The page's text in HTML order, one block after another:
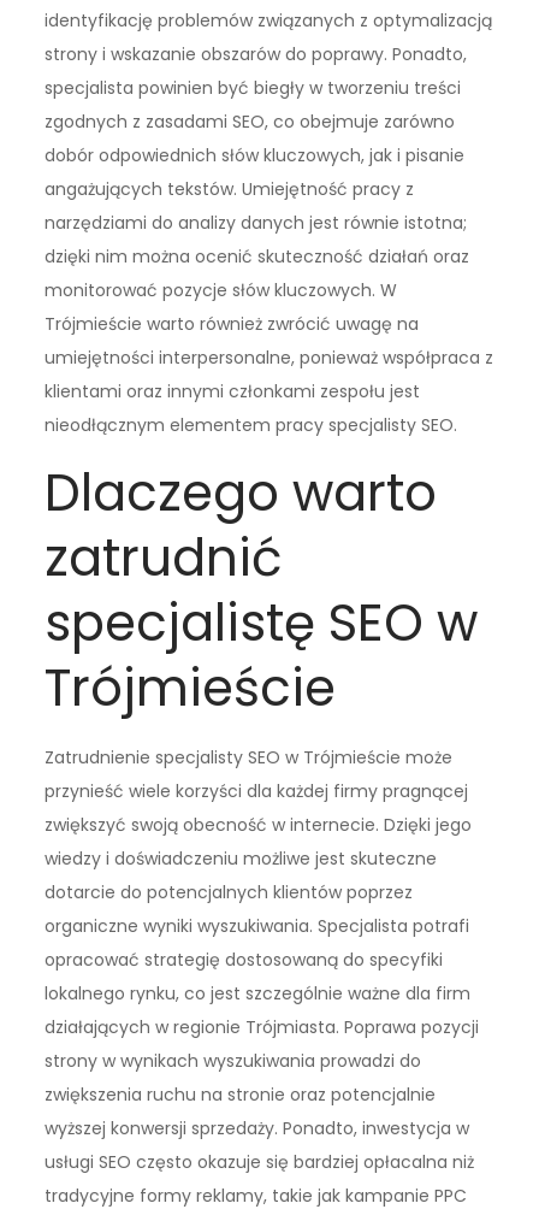
identyfikację problemów związanych z optymalizacją
strony i wskazanie obszarów do poprawy. Ponadto,
specjalista powinien być biegły w tworzeniu treści
zgodnych z zasadami SEO, co obejmuje zarówno
dobór odpowiednich słów kluczowych, jak i pisanie
angażujących tekstów. Umiejętność pracy z
narzędziami do analizy danych jest równie istotna;
dzięki nim można ocenić skuteczność działań oraz
monitorować pozycje słów kluczowych. W
Trójmieście warto również zwrócić uwagę na
umiejętności interpersonalne, ponieważ współpraca z
klientami oraz innymi członkami zespołu jest
nieodłącznym elementem pracy specjalisty SEO.
Dlaczego warto
zatrudnić
specjalistę SEO w
Trójmieście
Zatrudnienie specjalisty SEO w Trójmieście może
przynieść wiele korzyści dla każdej firmy pragnącej
zwiększyć swoją obecność w internecie. Dzięki jego
wiedzy i doświadczeniu możliwe jest skuteczne
dotarcie do potencjalnych klientów poprzez
organiczne wyniki wyszukiwania. Specjalista potrafi
opracować strategię dostosowaną do specyfiki
lokalnego rynku, co jest szczególnie ważne dla firm
działających w regionie Trójmiasta. Poprawa pozycji
strony w wynikach wyszukiwania prowadzi do
zwiększenia ruchu na stronie oraz potencjalnie
wyższej konwersji sprzedaży. Ponadto, inwestycja w
usługi SEO często okazuje się bardziej opłacalna niż
tradycyjne formy reklamy, takie jak kampanie PPC